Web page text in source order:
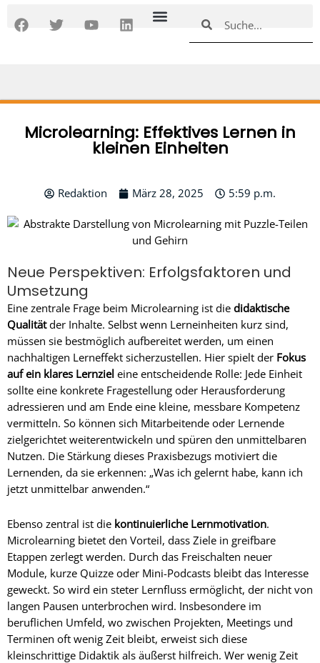
Inhalt
F
a
o
T
w
r
Y
o
e
L
i
i
Microlearning: Effektives Lernen in
kleinen Einheiten
Redaktion März 28, 2025 5:59 p.m.
Neue Perspektiven: Erfolgsfaktoren und
Umsetzung
Eine zentrale Frage beim Microlearning ist die didaktische
Qualitätder Inhalte. Selbst wenn Lerneinheiten kurz sind,
müssen sie bestmöglich aufbereitet werden, um einen
nachhaltigen Lerneffekt sicherzustellen. Hier spielt der Fokus
auf ein klares Lernziel eine entscheidende Rolle: Jede Einheit
sollte eine konkrete Fragestellung oder Herausforderung
adressieren und am Ende eine kleine, messbare Kompetenz
vermitteln. So können sich Mitarbeitende oder Lernende
zielgerichtet weiterentwickeln und spüren den unmittelbaren
Nutzen. Die Stärkung dieses Praxisbezugs motiviert die
Lernenden, da sie erkennen: „Was ich gelernt habe, kann ich
jetzt unmittelbar anwenden.“
Ebenso zentral ist die kontinuierliche Lernmotivation.
Microlearning bietet den Vorteil, dass Ziele in greifbare
Etappen zerlegt werden. Durch das Freischalten neuer
Module, kurze Quizze oder Mini-Podcasts bleibt das Interesse
geweckt. So wird ein steter Lernfluss ermöglicht, der nicht von
langen Pausen unterbrochen wird. Insbesondere im
beruflichen Umfeld, wo zwischen Projekten, Meetings und
Terminen oft wenig Zeit bleibt, erweist sich diese
kleinschrittige Didaktik als äußerst hilfreich. Wer wenig Zeit